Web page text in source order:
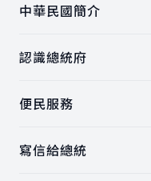
中華民國簡介
認識總統府
便民服務
寫信給總統